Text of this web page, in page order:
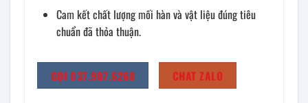
Cam kết chất lượng mối hàn và vật liệu đúng tiêu
chuẩn đã thỏa thuận.
GỌI 037.907.6268 CHAT ZALO